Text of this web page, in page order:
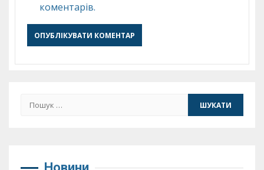
коментарів.
Пошук: